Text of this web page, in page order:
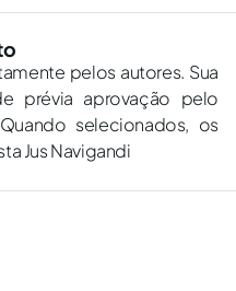
pelos autores. Sua
prévia aprovação pelo
selecionados, os
Jus Navigandi